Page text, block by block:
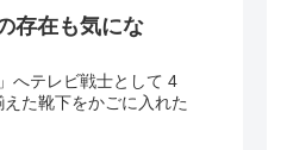
存在も気にな
へテレビ戦士として 4
た靴下をかごに入れた